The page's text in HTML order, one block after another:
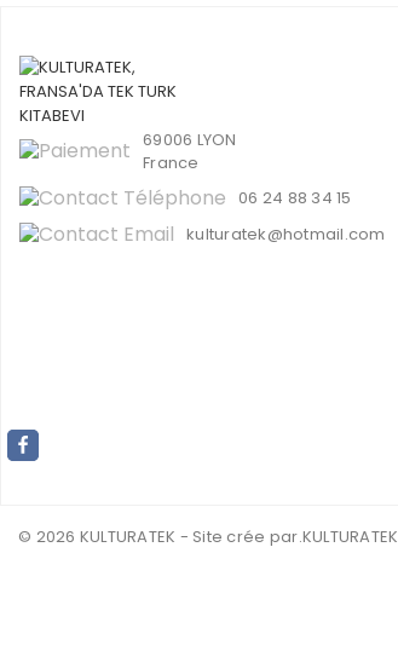
69006 LYON
France
06 24 88 34 15
kulturatek@hotmail.com
© 2026 KULTURATEK - Site crée par.KULTURATEK